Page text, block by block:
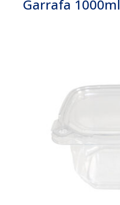
Garrafa 1000ml